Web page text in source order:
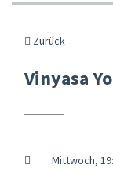
Zurück
Vinyasa
Mittwoch,